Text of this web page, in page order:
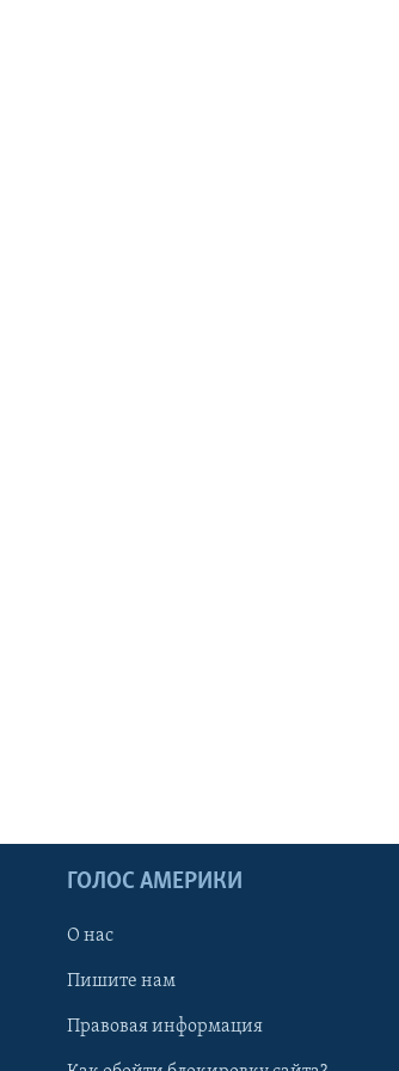
ГОЛОС АМЕРИКИ
О нас
Пишите нам
Правовая информация